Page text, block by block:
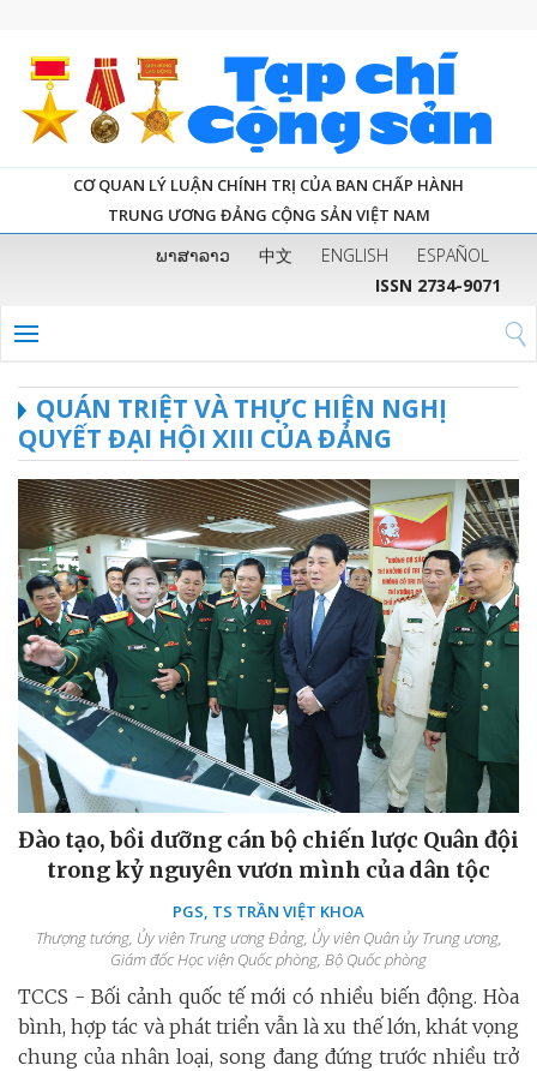
CƠ QUAN LÝ LUẬN CHÍNH TRỊ CỦA BAN CHẤP HÀNH
TRUNG ƯƠNG ĐẢNG CỘNG SẢN VIỆT NAM
ພາສາລາວ 中文 ENGLISH
ESPAÑOL
ISSN 2734-9071
QUÁN TRIỆT VÀ THỰC HIỆN NGHỊ
QUYẾT ĐẠI HỘI XIII CỦA ĐẢNG
Đào tạo, bồi dưỡng cán bộ chiến lược Quân đội
trong kỷ nguyên vươn mình của dân tộc
PGS, TS TRẦN VIỆT KHOA
Thượng tướng, Ủy viên Trung ương Đảng, Ủy viên Quân ủy Trung ương,
Giám đốc Học viện Quốc phòng, Bộ Quốc phòng
TCCS - Bối cảnh quốc tế mới có nhiều biến động. Hòa
bình, hợp tác và phát triển vẫn là xu thế lớn, khát vọng
chung của nhân loại, song đang đứng trước nhiều trở